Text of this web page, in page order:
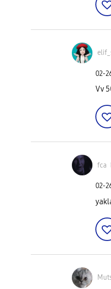
‎02-
Vv
fca
‎02-